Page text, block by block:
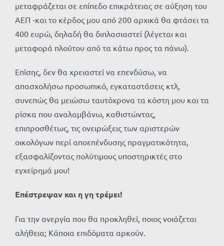
μεταφράζεται σε επίπεδο επικράτειας σε αύξηση του
ΑΕΠ -και το κέρδος μου από 200 αρχικά θα φτάσει τα
400 ευρώ, δηλαδή θα διπλασιαστεί (λέγεται και
μεταφορά πλούτου από τα κάτω προς τα πάνω).
Επίσης, δεν θα χρειαστεί να επενδύσω, να
απασχολήσω προσωπικό, εγκαταστάσεις κτλ,
συνεπώς θα μειώσω ταυτόχρονα τα κόστη μου και τα
ρίσκα που αναλαμβάνω, καθιστώντας,
επιπροσθέτως, τις ονειρώξεις των αριστερών
οικολόγων περί αποεπένδυσης πραγματικότητα,
εξασφαλίζοντας πολύτιμους υποστηρικτές στο
εγχείρημά μου!
Επέστρεψαν και η γη τρέμει!
Για την ανεργία που θα προκληθεί, ποιος νοιάζεται
αλήθεια; Κάποια επιδόματα αρκούν.